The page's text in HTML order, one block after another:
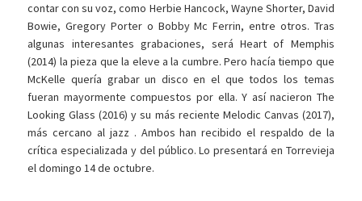
contar con su voz, como Herbie Hancock, Wayne Shorter, David
Bowie, Gregory Porter o Bobby Mc Ferrin, entre otros. Tras
algunas interesantes grabaciones, será Heart of Memphis
(2014) la pieza que la eleve a la cumbre. Pero hacía tiempo que
McKelle quería grabar un disco en el que todos los temas
fueran mayormente compuestos por ella. Y así nacieron The
Looking Glass (2016) y su más reciente Melodic Canvas (2017),
más cercano al jazz . Ambos han recibido el respaldo de la
crítica especializada y del público. Lo presentará en Torrevieja
el domingo 14 de octubre.